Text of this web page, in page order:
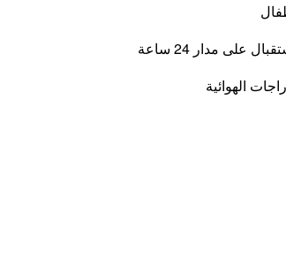
على مدار 24 ساعة
الهوائية